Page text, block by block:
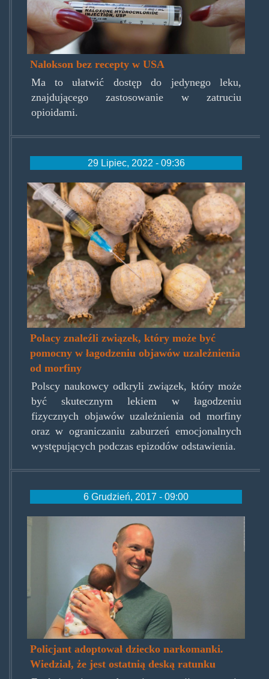
Nalokson bez recepty w USA
Ma to ułatwić dostęp do jedynego leku,
znajdującego zastosowanie w zatruciu
opioidami.
29 Lipiec, 2022 - 09:36
morfina_0-
768x512.jpg
Polacy znaleźli związek, który może być
pomocny w łagodzeniu objawów uzależnienia
od morfiny
Polscy naukowcy odkryli związek, który może
być skutecznym lekiem w łagodzeniu
fizycznych objawów uzależnienia od morfiny
oraz w ograniczaniu zaburzeń emocjonalnych
występujących podczas epizodów odstawienia.
6 Grudzień, 2017 - 09:00
ryan_holets_albuquerque.jpg
Policjant adoptował dziecko narkomanki.
Wiedział, że jest ostatnią deską ratunku